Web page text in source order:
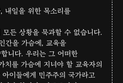
내일을 위한 목소리를
든 상황을 묵과할 수 없습니다.
간을 가슴에, 교육을
니다. 우리는 그 어떠한
치를 가슴에 지녀야 할 교육자의
이들에게 민주주의 국가라고